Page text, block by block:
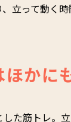
立って動く
かに
た筋トレ。